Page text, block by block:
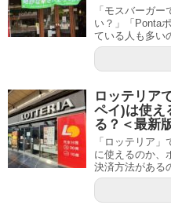
「モスバーガ
い？」「Ponta
ている人も多い
ロッテリア
ペイ)は使え
る？＜最新
「ロッテリア
に使えるのか、
決済方法がある